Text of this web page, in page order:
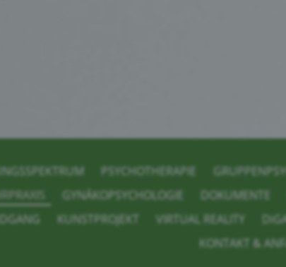
PSYCHOTHERAPIE
GYNÄKOPSYCHOLOGIE DOKUMENTE
KUNSTPROJEKT VIRTUAL REALITY
KONTAKT &